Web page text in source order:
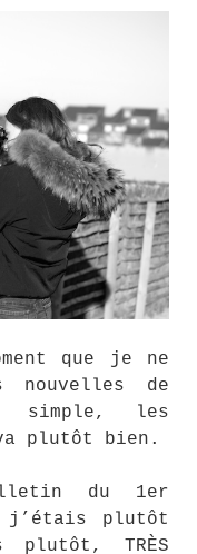
que je ne
nouvelles de
simple, les
plutôt bien.
du 1er
j’étais plutôt
TRÈS